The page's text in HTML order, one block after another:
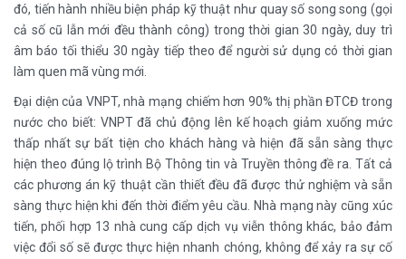
đó, tiến hành nhiều biện pháp kỹ thuật như quay số song song (gọi
cả số cũ lẫn mới đều thành công) trong thời gian 30 ngày, duy trì
âm báo tối thiểu 30 ngày tiếp theo để người sử dụng có thời gian
làm quen mã vùng mới.
Đại diện của VNPT, nhà mạng chiếm hơn 90% thị phần ĐTCĐ trong
nước cho biết: VNPT đã chủ động lên kế hoạch giảm xuống mức
thấp nhất sự bất tiện cho khách hàng và hiện đã sẵn sàng thực
hiện theo đúng lộ trình Bộ Thông tin và Truyền thông đề ra. Tất cả
các phương án kỹ thuật cần thiết đều đã được thử nghiệm và sẵn
sàng thực hiện khi đến thời điểm yêu cầu. Nhà mạng này cũng xúc
tiến, phối hợp 13 nhà cung cấp dịch vụ viễn thông khác, bảo đảm
việc đổi số sẽ được thực hiện nhanh chóng, không để xảy ra sự cố